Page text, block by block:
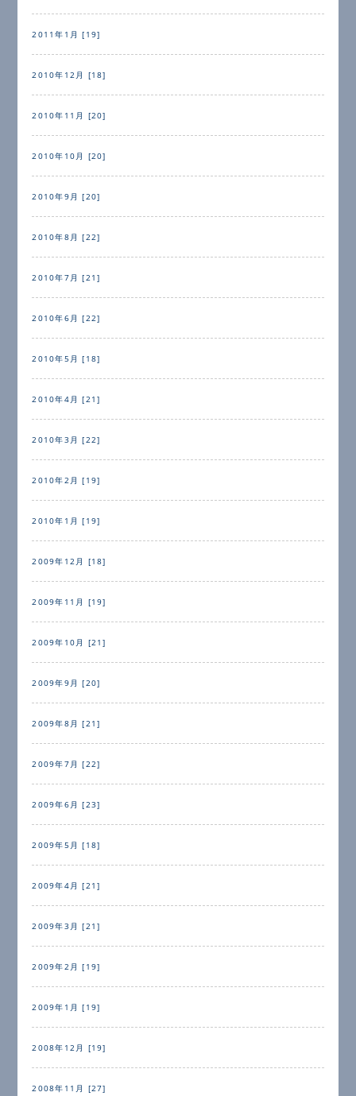
2011年1月 [19]
2010年12月 [18]
2010年11月 [20]
2010年10月 [20]
2010年9月 [20]
2010年8月 [22]
2010年7月 [21]
2010年6月 [22]
2010年5月 [18]
2010年4月 [21]
2010年3月 [22]
2010年2月 [19]
2010年1月 [19]
2009年12月 [18]
2009年11月 [19]
2009年10月 [21]
2009年9月 [20]
2009年8月 [21]
2009年7月 [22]
2009年6月 [23]
2009年5月 [18]
2009年4月 [21]
2009年3月 [21]
2009年2月 [19]
2009年1月 [19]
2008年12月 [19]
2008年11月 [27]